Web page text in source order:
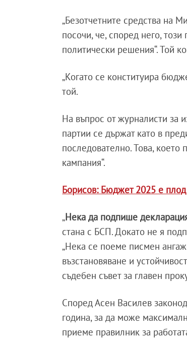
„Безотчетните средства на
посочи, че, според него,
политически решения“. Той
„Когато се конституира
той.
На въпрос от журналисти за
партии се държат като в
последователно. Това,
кампания“.
Борисов: Бюджет 2025 е
„Нека да подпише
стана с БСП. Докато не я
„Нека се поеме писмен
възстановяване и
съдебен съвет за главен
Според Асен Василев
година, за да може
приеме правилник за